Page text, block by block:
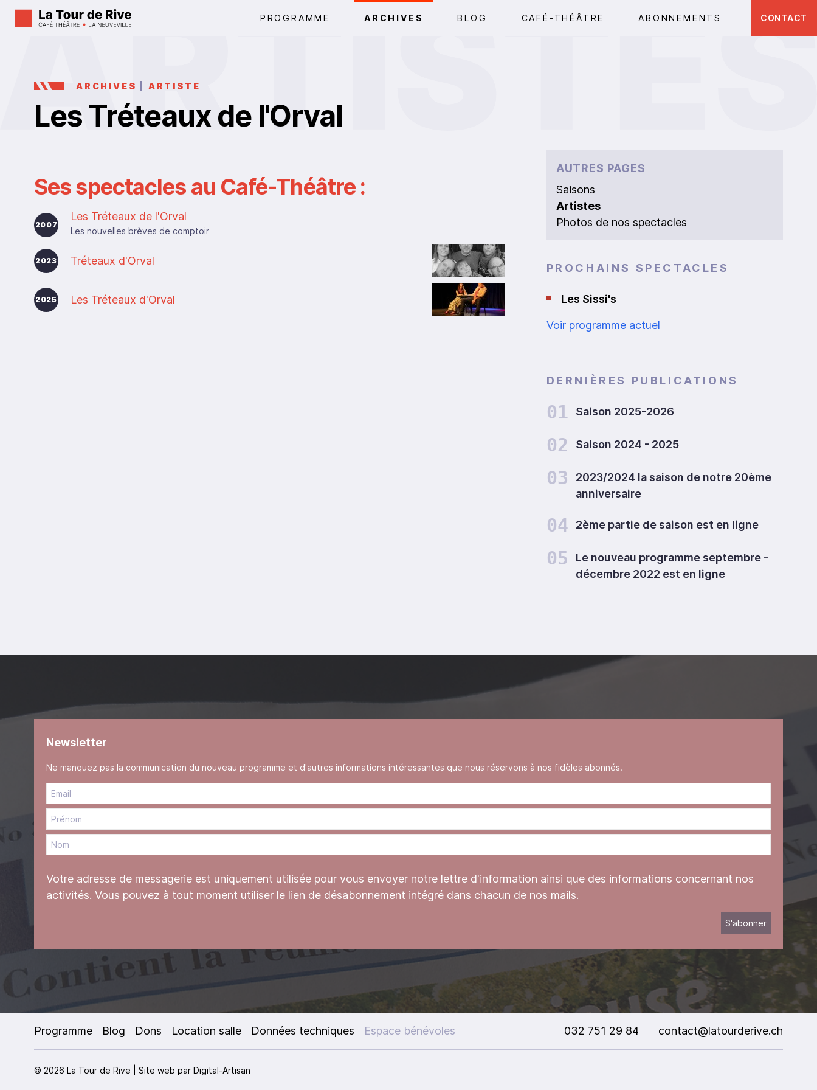
PROGRAMME ARCHIVES BLOG CAFÉ-THÉÂTRE ABONNEMENTS CONTACT
ARCHIVES ARTISTE
Les Tréteaux de l'Orval
Ses spectacles au Café-Théâtre :
2007
Les Tréteaux de l'Orval
Les nouvelles brèves de comptoir
2023 Tréteaux d'Orval
2025 Les Tréteaux d'Orval
AUTRES PAGES
Saisons
Artistes
Photos de nos spectacles
PROCHAINS SPECTACLES
Les Sissi's
Voir programme actuel
DERNIÈRES PUBLICATIONS
01 Saison 2025-2026
02 Saison 2024 - 2025
03
2023/2024 la saison de notre 20ème
anniversaire
04 2ème partie de saison est en ligne
05
Le nouveau programme septembre -
décembre 2022 est en ligne
Newsletter
Ne manquez pas la communication du nouveau programme et d'autres informations intéressantes que nous réservons à nos fidèles abonnés.
Votre adresse de messagerie est uniquement utilisée pour vous envoyer notre lettre d'information ainsi que des informations concernant nos
activités. Vous pouvez à tout moment utiliser le lien de désabonnement intégré dans chacun de nos mails.
Programme Blog Dons Location salle Données techniques Espace bénévoles 032 751 29 84 contact@latourderive.ch
© 2026 La Tour de Rive | Site web par Digital-Artisan